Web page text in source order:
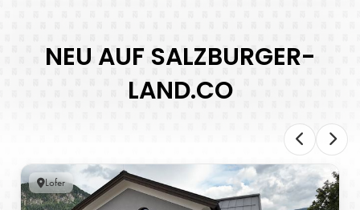
NEU AUF SALZBURGER-
LAND.CO
Lofer